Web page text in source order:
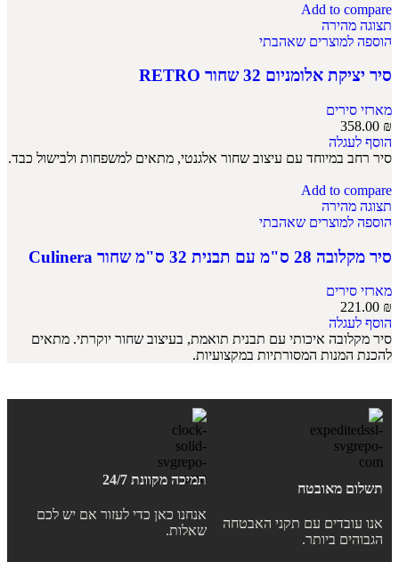
Add to compare
תצוגה מהירה
הוספה למוצרים שאהבתי
סיר יציקת אלומניום 32 שחור RETRO
מארזי סירים
358.00 ₪
הוסף לעגלה
סיר רחב במיוחד עם עיצוב שחור אלגנטי, מתאים למשפחות ולבישול כבד.
Add to compare
תצוגה מהירה
הוספה למוצרים שאהבתי
סיר מקלובה 28 ס"מ עם תבנית 32 ס"מ שחור Culinera
מארזי סירים
221.00 ₪
הוסף לעגלה
סיר מקלובה איכותי עם תבנית תואמת, בעיצוב שחור יוקרתי. מתאים
להכנת המנות המסורתיות במקצועיות.
תשלום מאובטח
אנו עובדים עם תקני האבטחה
הגבוהים ביותר.
תמיכה מקוונת 24/7
אנחנו כאן כדי לעזור אם יש לכם
שאלות.